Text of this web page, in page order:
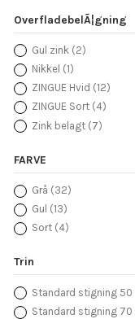
OverfladebelÃ¦gning
Gul zink (2)
Nikkel (1)
ZINGUE Hvid (12)
ZINGUE Sort (4)
Zink belagt (7)
FARVE
Grå (32)
Gul (13)
Sort (4)
Trin
Standard stigning 50
Standard stigning 70